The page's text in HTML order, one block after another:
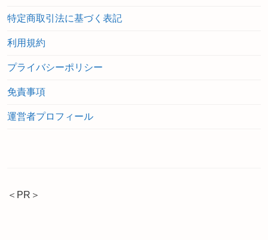
特定商取引法に基づく表記
利用規約
プライバシーポリシー
免責事項
運営者プロフィール
＜PR＞